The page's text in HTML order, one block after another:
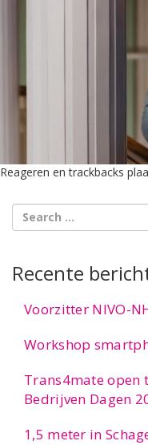
Reageren en trackbacks
Recente
Voorzitter NIVO-
Workshop
Trans4mate open
Bedrijven Dagen
1,5 meter in